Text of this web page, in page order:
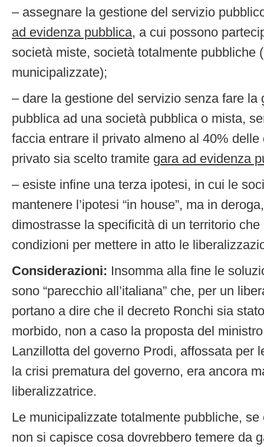
– assegnare la gestione del servizio
ad evidenza pubblica, a cui possono
società miste, società totalmente pubbliche
municipalizzate);
– dare la gestione del servizio senza fare la
pubblica ad una società pubblica o mista,
faccia entrare il privato almeno al 40% delle
privato sia scelto tramite gara ad evidenza
– esiste infine una terza ipotesi, in cui le
mantenere l’ipotesi “in house”, ma in
dimostrasse la specificità di un territorio
condizioni per mettere in atto le
Considerazioni: Insomma alla fine le
sono “parecchio all’italiana” che, per un
portano a dire che il decreto Ronchi sia
morbido, non a caso la proposta del
Lanzillotta del governo Prodi, affossata per
la crisi prematura del governo, era ancora
liberalizzatrice.
Le municipalizzate totalmente pubbliche,
non si capisce cosa dovrebbero temere da